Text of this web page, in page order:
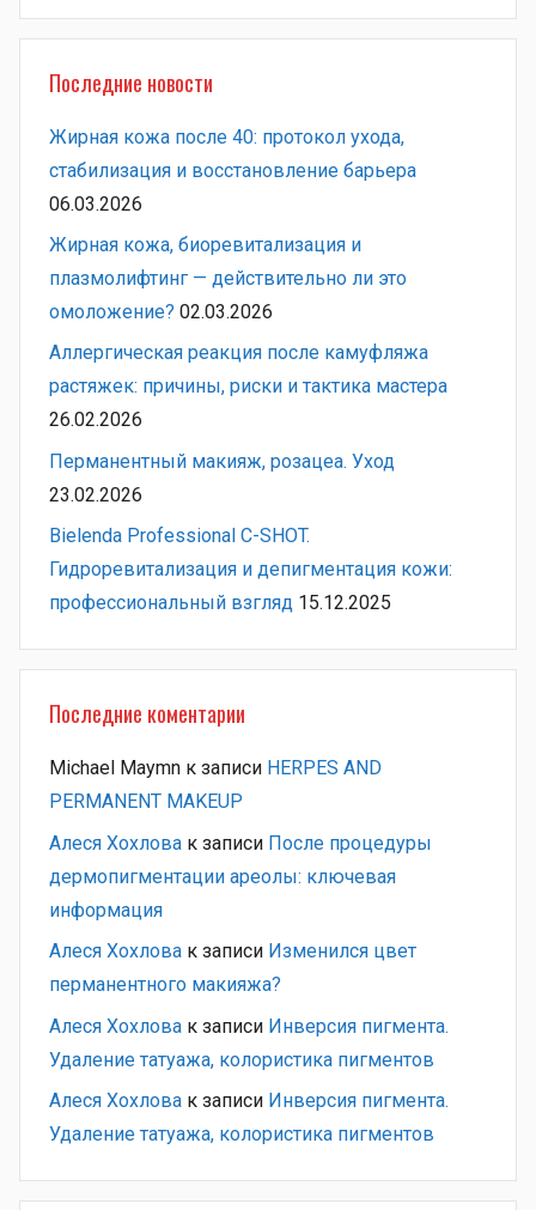
Последние новости
Жирная кожа после 40: протокол ухода,
стабилизация и восстановление барьера
06.03.2026
Жирная кожа, биоревитализация и
плазмолифтинг — действительно ли это
омоложение? 02.03.2026
Аллергическая реакция после камуфляжа
растяжек: причины, риски и тактика мастера
26.02.2026
Перманентный макияж, розацеа. Уход
23.02.2026
Bielenda Professional C-SHOT.
Гидроревитализация и депигментация кожи:
профессиональный взгляд 15.12.2025
Последние коментарии
Michael Maymn к записи HERPES AND
PERMANENT MAKEUP
Алеся Хохлова к записи После процедуры
дермопигментации ареолы: ключевая
информация
Алеся Хохлова к записи Изменился цвет
перманентного макияжа?
Алеся Хохлова к записи Инверсия пигмента.
Удаление татуажа, колористика пигментов
Алеся Хохлова к записи Инверсия пигмента.
Удаление татуажа, колористика пигментов